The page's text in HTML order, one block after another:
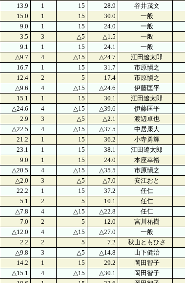
13.9 1 15 28.9 谷井茂文
15.0 1 15 30.0 一般
9.0 1 15 24.0 一般
3.5 3 △5 △1.5 一般
9.1 1 15 24.1 一般
△9.7 4 △15 △24.7 江田遼太郎
16.7 1 15 31.7 市原愼之
12.4 2 5 17.4 市原愼之
△9.6 4 △15 △24.6 伊藤匡平
15.1 1 15 30.1 江田遼太郎
△24.6 4 △15 △39.6 伊藤匡平
2.9 3 △5 △2.1 渡辺卓也
△22.5 4 △15 △37.5 中居康大
21.2 1 15 36.2 小寺勇輝
23.1 1 15 38.1 江田遼太郎
9.0 1 15 24.0 本座幸裕
△20.5 4 △15 △35.5 市原愼之
△2.0 3 △5 △7.0 安江おと
22.2 1 15 37.2 任仁
5.1 2 5 10.1 任仁
△7.8 4 △15 △22.8 任仁
7.0 2 5 12.0 宮川祐樹
△12.0 4 △15 △27.0 一般
2.2 2 5 7.2 秋山ともひさ
△9.8 3 △5 △14.8 山下健治
14.2 1 15 29.2 岡田智子
△15.1 4 △15 △30.1 岡田智子